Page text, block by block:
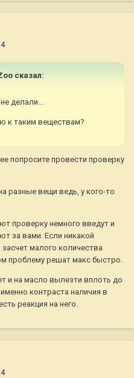
сказал:
делали...
к таким веществам?
попросите провести проверку
разные вещи ведь, у кого-то
проверку немного введут и
за вами. Если никакой
засчет малого количества
проблему решат макс быстро.
и на масло вылезти вплоть до
контраста наличия в
реакция на него.